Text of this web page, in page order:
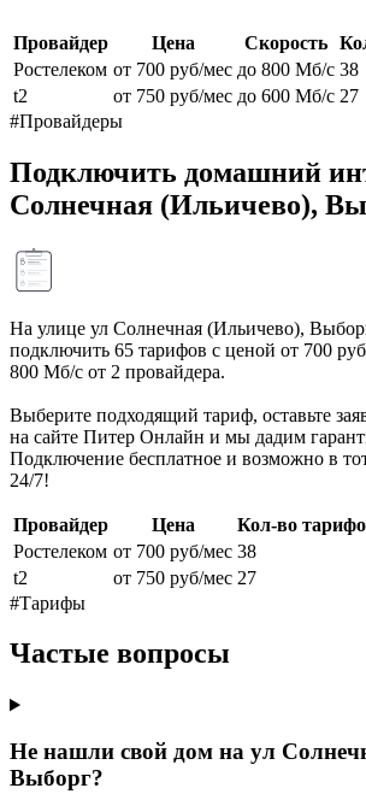
Провайдер Цена Скорость
Ростелеком от 700 руб/мес до 800 Мб/с 38
t2
от 750 руб/мес до 600 Мб/с 27
#Провайдеры
Подключить домашний
Солнечная (Ильичево),
На улице ул Солнечная (Ильичево),
подключить 65 тарифов с ценой от 700
800 Мб/с от 2 провайдера.
Выберите подходящий тариф, оставьте
на сайте Питер Онлайн и мы дадим
Подключение бесплатное и возможно в
24/7!
Провайдер Цена
Кол-во
Ростелеком от 700 руб/мес 38
t2
от 750 руб/мес 27
#Тарифы
Частые вопросы
Не нашли свой дом на ул
Выборг?